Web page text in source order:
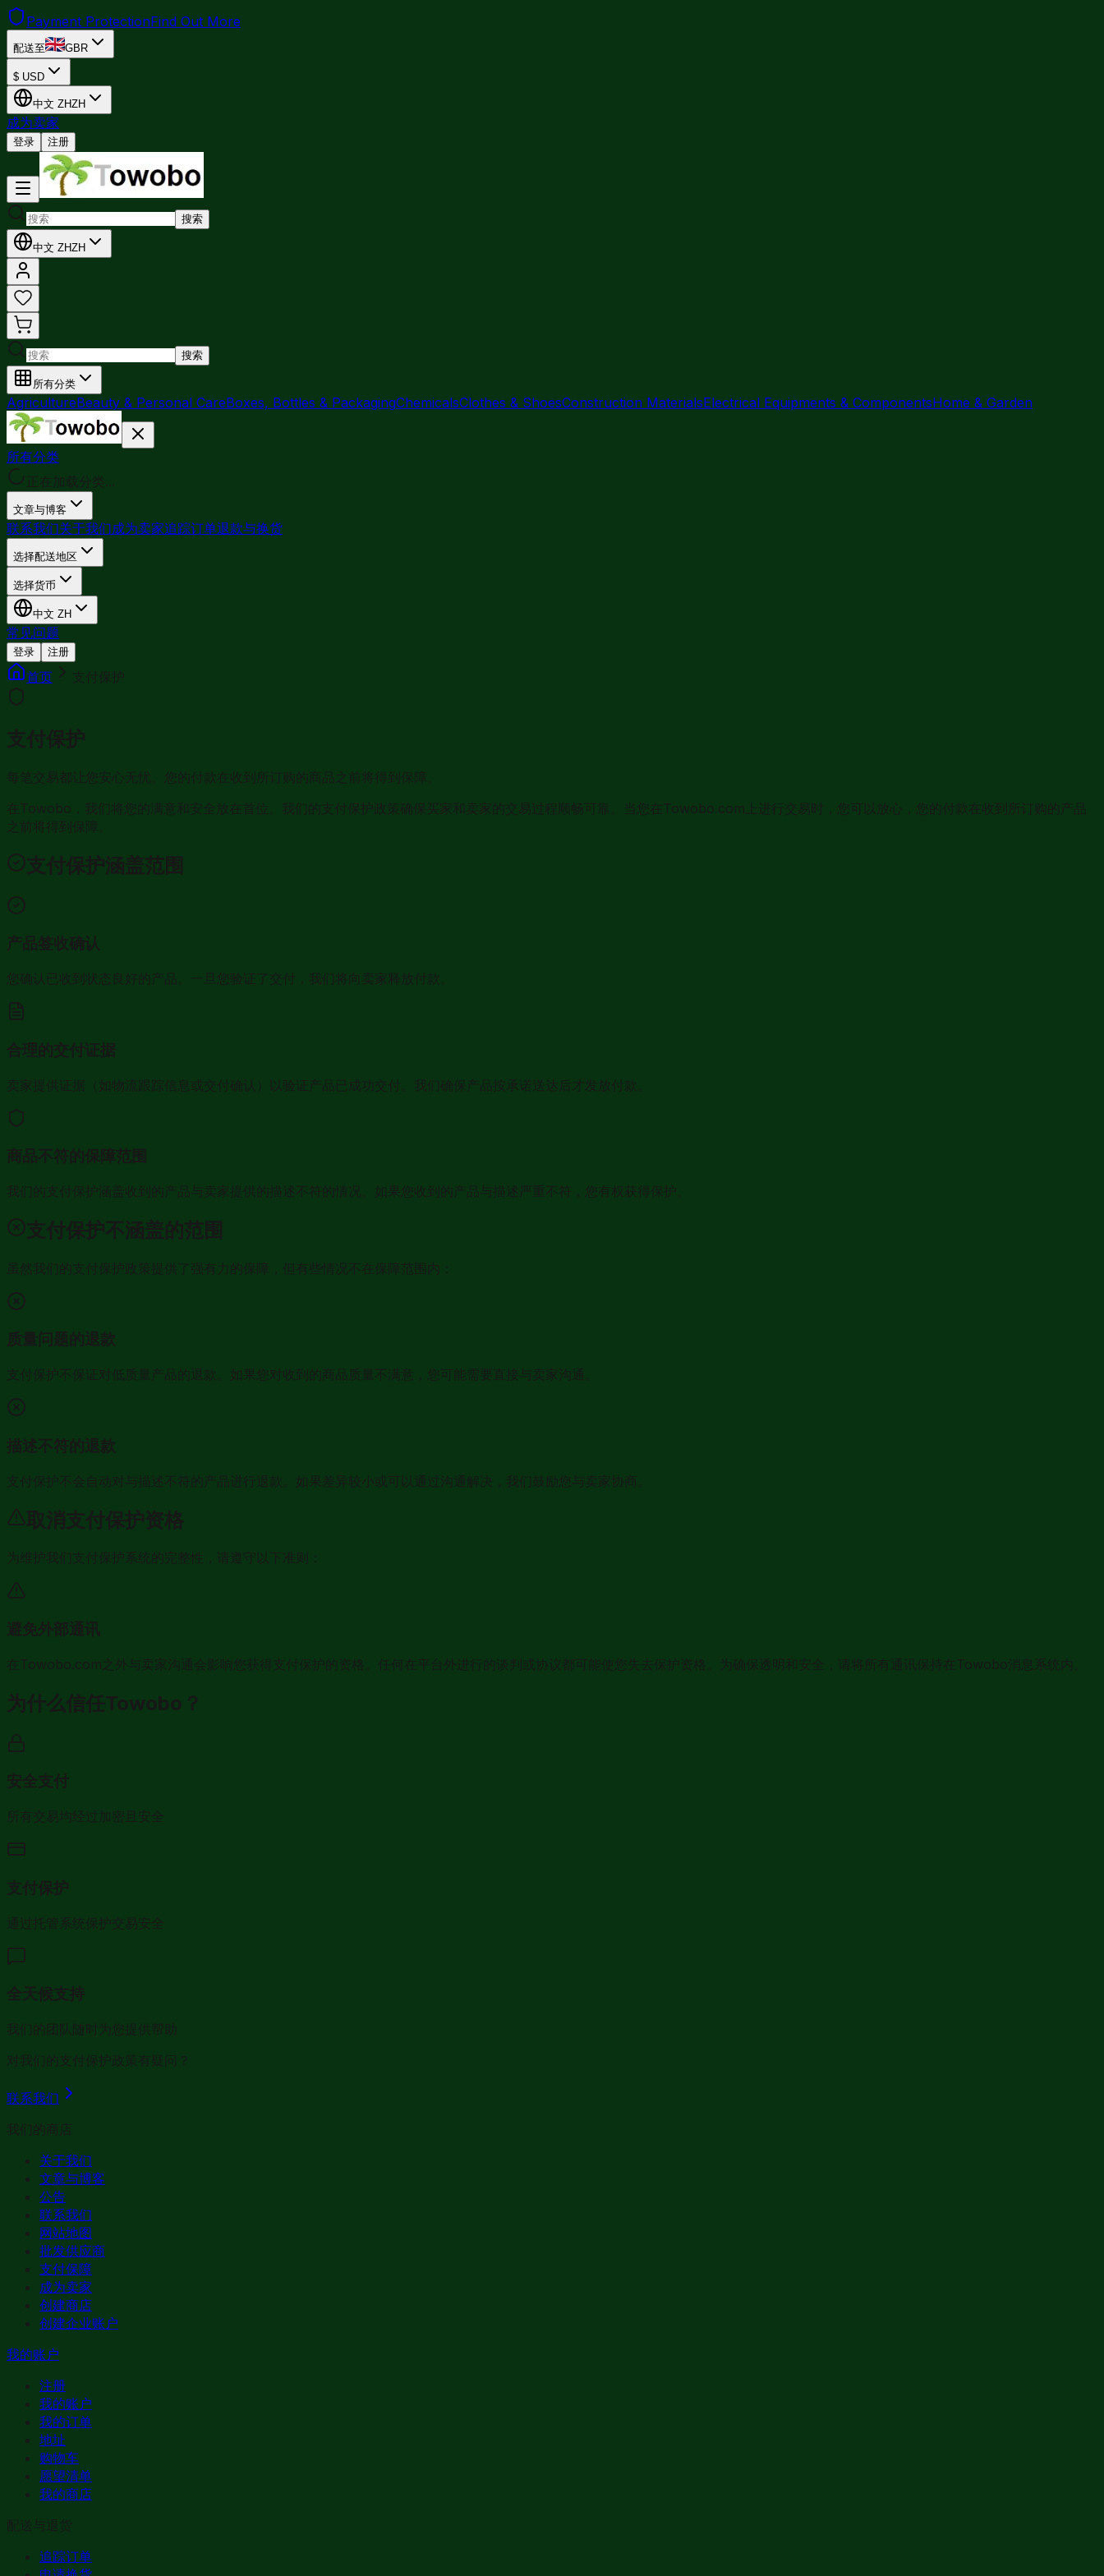
Payment ProtectionFind Out More
配送至 GBR
$ USD
中文 ZHZH
成为卖家
登录 注册
搜索
中文 ZHZH
搜索
所有分类
AgricultureBeauty & Personal CareBoxes, Bottles & PackagingChemicalsClothes & ShoesConstruction MaterialsElectrical Equipments & ComponentsHome & Garden
所有分类
正在加载分类...
文章与博客
联系我们关于我们成为卖家追踪订单退款与换货
选择配送地区
选择货币
中文 ZH
常见问题
登录 注册
首页 支付保护
支付保护
每笔交易都让您安心无忧。您的付款在收到所订购的商品之前将得到保障。
在Towobo，我们将您的满意和安全放在首位。我们的支付保护政策确保买家和卖家的交易过程顺畅可靠。当您在Towobo.com上进行交易时，您可以放心，您的付款在收到所订购的产品
之前将得到保障。
支付保护涵盖范围
产品签收确认
您确认已收到状态良好的产品。一旦您验证了交付，我们将向卖家释放付款。
合理的交付证据
卖家提供证据（如物流跟踪信息或交付确认）以验证产品已成功交付。我们确保产品按承诺送达后才发放付款。
商品不符的保障范围
我们的支付保护涵盖收到的产品与卖家提供的描述不符的情况。如果您收到的产品与描述严重不符，您有权获得保护。
支付保护不涵盖的范围
虽然我们的支付保护政策提供了强有力的保障，但有些情况不在保障范围内：
质量问题的退款
支付保护不保证对低质量产品的退款。如果您对收到的商品质量不满意，您可能需要直接与卖家沟通。
描述不符的退款
支付保护不会自动对与描述不符的产品进行退款。如果差异较小或可以通过沟通解决，我们鼓励您与卖家协商。
取消支付保护资格
为维护我们支付保护系统的完整性，请遵守以下准则：
避免外部通讯
在Towobo.com之外与卖家沟通会影响您获得支付保护的资格。任何在平台外进行的谈判或协议都可能使您失去保护资格。为确保透明和安全，请将所有通讯保持在Towobo消息系统内。
为什么信任Towobo？
安全支付
所有交易均经过加密且安全
支付保护
通过托管系统保护交易安全
全天候支持
我们的团队随时为您提供帮助
对我们的支付保护政策有疑问？
联系我们
我们的商店
关于我们
文章与博客
公告
联系我们
网站地图
批发供应商
支付保障
成为卖家
创建商店
创建企业账户
我的账户
注册
我的账户
我的订单
地址
购物车
愿望清单
我的商店
配送与退货
追踪订单